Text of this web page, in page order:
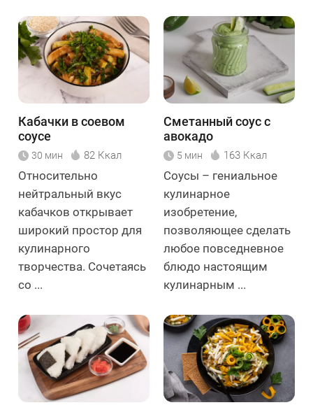
Кабачки в соевом
соусе
30 мин 82 Ккал
Относительно
нейтральный вкус
кабачков открывает
широкий простор для
кулинарного
творчества. Сочетаясь
со ...
Сметанный соус с
авокадо
5 мин 163 Ккал
Соусы – гениальное
кулинарное
изобретение,
позволяющее сделать
любое повседневное
блюдо настоящим
кулинарным ...